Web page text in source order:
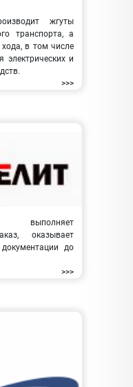
жгуты
транспорта, а
в том числе
электрических и
>>>
оказывает
до
>>>